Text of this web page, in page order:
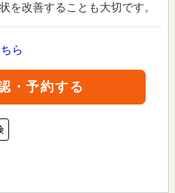
を改善することも大切です。
ら
・予約する